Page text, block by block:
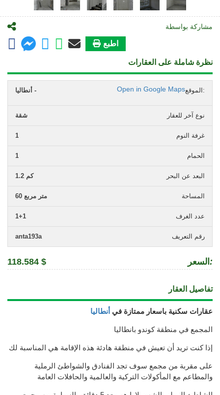
مشاركة بواسطة
اطبع
نظرة شاملة على العقارات
الموقع: أنطاليا - Open in Google Maps
نوع آخر للعقار شقة
غرفة النوم 1
الحمام 1
البعد عن البحر 1.2 كم
المساحة 60 متر مربع
عدد الغرف 1+1
رقم التعريف anta193a
السعر :
118.584 $
تفاصيل العقار
عقارات سكنية باسعار ممتازة في أنطاليا
المجمع في منطقة كوندو بانطاليا
إذا كنت تريد أن تعيش في منطقة هادئة هذه الإقامة هي المناسبة لك
على مقربة من مجمع سوف تجد الفنادق والشواطئ الرملية
والمطاعم مع المأكولات التركية والعالمية والحافلات العامة